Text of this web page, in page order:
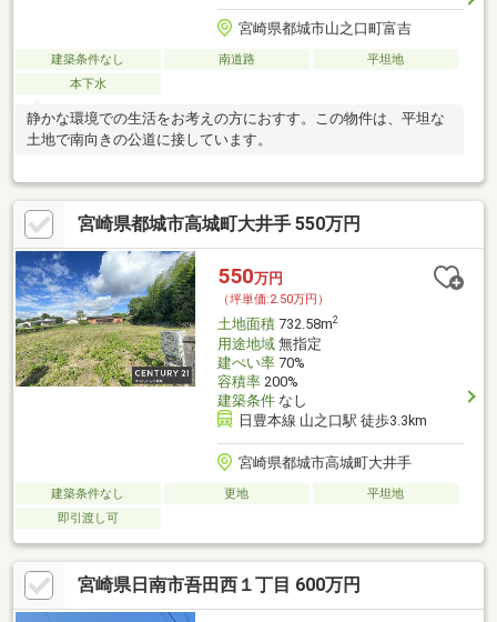
宮崎県都城市山之口町富吉
建築条件なし 南道路
平坦地
本下水
静かな環境での生活をお考えの方におすす。この物件は、平坦な
土地で南向きの公道に接しています。
宮崎県都城市高城町大井手 550万円
550万円
（坪単価:2.50万円）
土地面積732.58m2
用途地域無指定
建ぺい率70%
容積率200%
建築条件なし
日豊本線 山之口駅 徒歩3.3km
宮崎県都城市高城町大井手
建築条件なし 更地
平坦地
即引渡し可
宮崎県日南市吾田西１丁目 600万円